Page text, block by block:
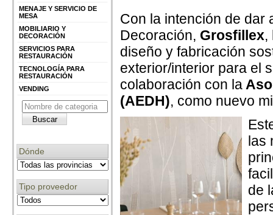
MENAJE Y SERVICIO DE
MESA
MOBILIARIO Y
DECORACIÓN
SERVICIOS PARA
RESTAURACIÓN
TECNOLOGÍA PARA
RESTAURACIÓN
VENDING
Dónde
Tipo proveedor
Con la intención de dar
Decoración, Grosfillex,
diseño y fabricación
exterior/interior para el
colaboración con la
(AEDH), como nuevo
las
de